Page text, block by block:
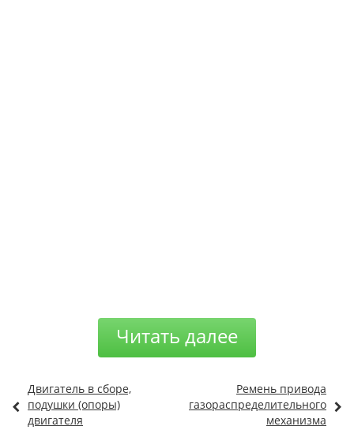
Читать далее
Двигатель в сборе,
подушки (опоры)
двигателя
Ремень привода
газораспределительного
механизма